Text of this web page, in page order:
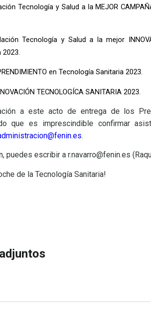
Tecnología y Salud a la MEJOR
Tecnología y Salud a la mejor
en Tecnología Sanitaria 2023.
TECNOLOGÍCA SANITARIA 2023.
a este acto de entrega de los
que es imprescindible confirmar
.
puedes escribir a r.navarro@fenin.es
de la Tecnología Sanitaria!